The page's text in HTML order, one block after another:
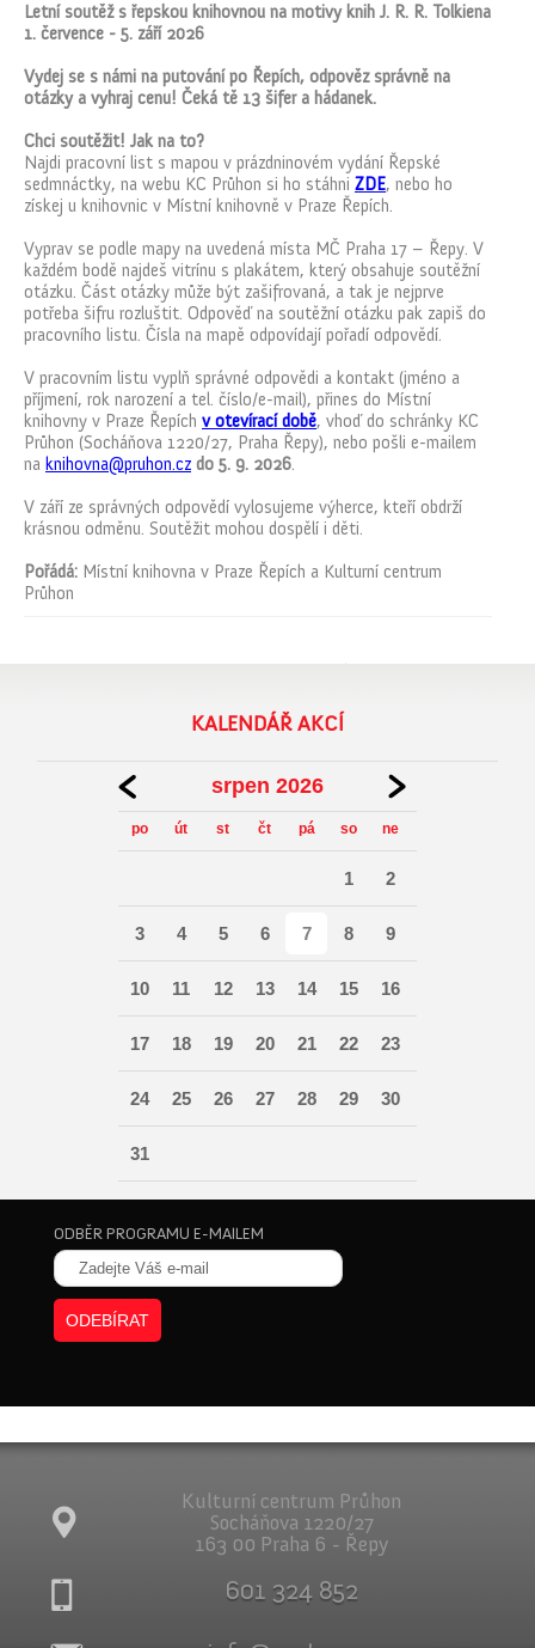
Letní soutěž s řepskou knihovnou na motivy knih J. R. R. Tolkiena
1. července - 5. září 2026
Vydej se s námi na putování po Řepích, odpověz správně na
otázky a vyhraj cenu! Čeká tě 13 šifer a hádanek.
Chci soutěžit! Jak na to?
Najdi pracovní list s mapou v prázdninovém vydání Řepské
sedmnáctky, na webu KC Průhon si ho stáhni ZDE, nebo ho
získej u knihovnic v Místní knihovně v Praze Řepích.
Vyprav se podle mapy na uvedená místa MČ Praha 17 – Řepy. V
každém bodě najdeš vitrínu s plakátem, který obsahuje soutěžní
otázku. Část otázky může být zašifrovaná, a tak je nejprve
potřeba šifru rozluštit. Odpověď na soutěžní otázku pak zapiš do
pracovního listu. Čísla na mapě odpovídají pořadí odpovědí.
V pracovním listu vyplň správné odpovědi a kontakt (jméno a
příjmení, rok narození a tel. číslo/e-mail), přines do Místní
knihovny v Praze Řepích v otevírací době, vhoď do schránky KC
Průhon (Socháňova 1220/27, Praha Řepy), nebo pošli e-mailem
na knihovna@pruhon.cz do 5. 9. 2026.
V září ze správných odpovědí vylosujeme výherce, kteří obdrží
krásnou odměnu. Soutěžit mohou dospělí i děti.
Pořádá: Místní knihovna v Praze Řepích a Kulturní centrum
Průhon
KALENDÁŘ AKCÍ
srpen 2026
po út st čt pá so ne
1 2
3 4 5 6 7 8 9
10 11 12 13 14 15 16
17 18 19 20 21 22 23
24 25 26 27 28 29 30
31
ODBĚR PROGRAMU E-MAILEM
Kulturní centrum Průhon
Socháňova 1220/27
163 00 Praha 6 - Řepy
601 324 852